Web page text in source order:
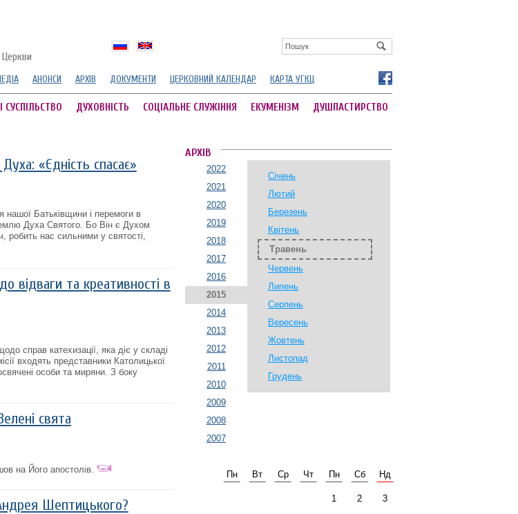
Церкви
АНОНСИ АРХІВ ДОКУМЕНТИ ЦЕРКОВНИЙ КАЛЕНДАР КАРТА УГКЦ
СУСПІЛЬСТВО ДУХОВНІСТЬ СОЦІАЛЬНЕ СЛУЖІННЯ ЕКУМЕНІЗМ ДУШПАСТИРСТВО
«Єдність спасає»
Батьківщини і перемоги в
Духа Святого. Бо Він є Духом
робить нас сильними у святості,
відваги та креативності в
справ катехизації, яка діє у складі
входять представники Католицької
особи та миряни. З боку
свята
на Його апостолів.
Шептицького?
АРХІВ
2022
2021
2020
2019
2018
2017
2016
2015
2014
2013
2012
2011
2010
2009
2008
2007
Січень
Лютий
Березень
Квітень
Травень
Червень
Липень
Серпень
Вересень
Жовтень
Листопад
Грудень
Пн Вт Ср Чт Пн Сб Нд
1 2 3